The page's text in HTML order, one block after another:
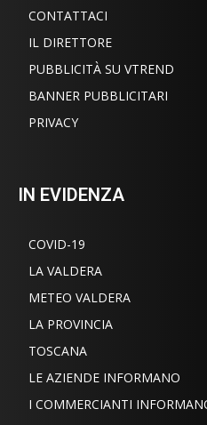
CONTATTACI
IL DIRETTORE
PUBBLICITÀ SU VTREND
BANNER PUBBLICITARI
PRIVACY
IN EVIDENZA
COVID-19
LA VALDERA
METEO VALDERA
LA PROVINCIA
TOSCANA
LE AZIENDE INFORMANO
I COMMERCIANTI